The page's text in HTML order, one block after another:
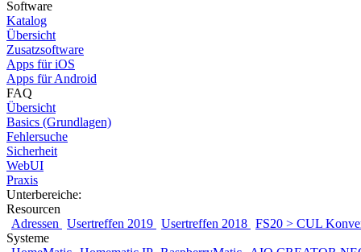
Software
Katalog
Übersicht
Zusatzsoftware
Apps für iOS
Apps für Android
FAQ
Übersicht
Basics (Grundlagen)
Fehlersuche
Sicherheit
WebUI
Praxis
Unterbereiche:
Resourcen
Adressen
Usertreffen 2019 Usertreffen 2018 FS20 > CUL
Systeme